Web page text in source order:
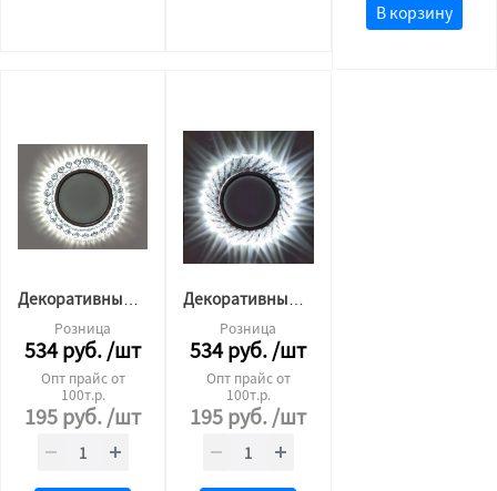
В корзину
Декоративный светильник GX53 L190 (4500 К)
Розница
534руб./шт
Опт прайс от
100т.р.
195руб./шт
Декоративный светильник GX53 L220 (4500 К)
Розница
534руб./шт
Опт прайс от
100т.р.
195руб./шт